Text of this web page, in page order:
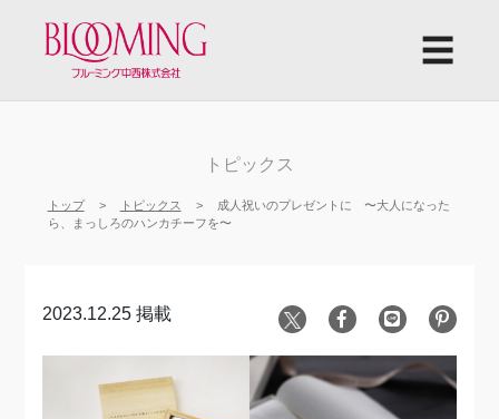
☰
トピックス
トップ トピックス
成人祝いのプレゼントに 〜大人になった
ら、まっしろのハンカチーフを〜
2023.12.25 掲載